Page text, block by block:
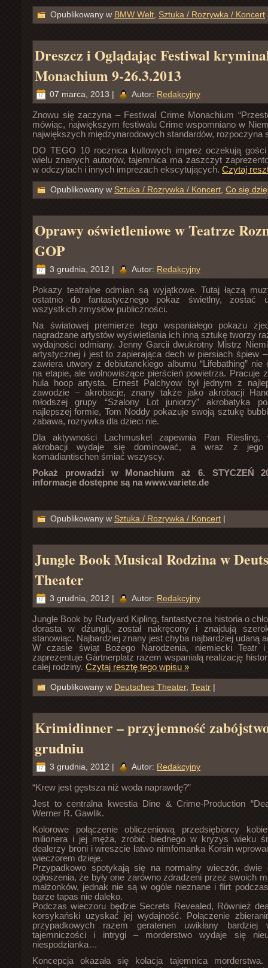
Opublikowany w BMW Welt Sztuka / Rozrywka / Koncert
Dreszcz i Oglądając Festiwal
Monachium 9-26.3.2013
07 marca, 2013 | Autor: Redakcyjny
Znowu się zaczyna – Festiwal Crime Monachium
mówiąc, największym festiwalu Crime wspomniano w
największych międzynarodowych standardów, rozpoczyna
DO TEGO 10 rocznica kultowych imprez oczekują gości
wielu znanych autorów, tajemnica ma zaszczyt
w odczytach i innych imprezach ekscytujących. Czytaj
Opublikowany w Sztuka / Rozrywka / Koncert Co się
Oprawy oświetleniowe w Teatrze
GOP
3 grudnia, 2012 | Autor: Redakcyjny
Pokazy teatralne odmian są wyjątkowe. Tutaj łączą
ostatnio do fantastycznego pokaz świetlny, zostać
wszystkich zmysłów publiczności.
Na światowej premierze tego wspaniałego pokazu
nagradzane artystów wyświetlania ich inną sztukę tworzy
wydajności odmiany. Jenny Garcii dwukrotny Mistrz
artystycznej i jest to zapierająca dech w piersiach śpiew
zawiera utwory z debiutanckiego albumu “Lifebathing” nie
na etapie, ale wolnowiszące pierścień powietrza. Pracuje
hula hoop artysta. Ernest Palchyow był jednym z
zawodzie – akrobacje, znany także jako akrobacji
młodszej grupy “Szalony Lot juniorzy” akrobatyka
najlepszej formie, Tom Noddy pokazuje swoją sztukę
zabawa, rozrywka dla dzieci nie.
Dla aktywności Lachmuskel zapewnia Pan Riesling,
akrobacji wydaje się dominować, a wraz z jego
komädiantischen śmiać wszyscy.
Pokaż prowadzi w Monachium aż 6. STYCZEŃ
informacje dostępne są na www.variete.de
Opublikowany w Sztuka / Rozrywka / Koncert |
Jungle Book Musical Rodzina w
Theater
3 grudnia, 2012 | Autor: Redakcyjny
Jungle Book by Rudyard Kipling, fantastyczna historia o
dorasta w dżungli, został nakręcony i znajdują
stanowiąc. Najbardziej znany jest chyba najbardziej udaną
W czasie świąt Bożego Narodzenia, niemiecki Teatr i
zaprezentuje Gärtnerplatz razem wspaniałą realizację
całej rodziny. Czytaj resztę tego wpisu »
Opublikowany w Deutsches Theater, Teatr |
Krimidinner – przyjemność
grudniu
3 grudnia, 2012 | Autor: Redakcyjny
“Krew jest gęstsza niż woda naprawdę?”
Jest to centralna kwestia Dine & Crime-Production
Werner R. Gawlik.
Kolorowe połączenie obliczeniową przedsiębiorcy
milionera i jej męża, zrobić biednego w kryzys wieku
dealerzy broni i wreszcie łatwo nimfomanka Korsin
wieczorem dzieje.
Przypadkowo spotykają się na normalny wieczór,
ogłoszenia, że były one zarówno zdradzeni przez swoich
małżonków, jednak nie są w ogóle nieznane i flirt
barze tapas nie daleko.
Podczas wieczoru będzie Secrets Revealed, Również
korsykański uzyskać jej wydajność. Połączenie
przypadkowych razem geratenen uwikłany
tajemniczości i intrygi – morderstwo wydaje się
niespodzianka…
Koncepcja okazała się kolacja tajemnica morderstwa.